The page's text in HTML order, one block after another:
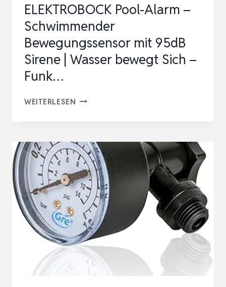
ELEKTROBOCK Pool-Alarm –
Schwimmender
Bewegungssensor mit 95dB
Sirene | Wasser bewegt Sich –
Funk…
WEITERLESEN ELEKTROBOCK
–
SCHWIMMENDER
BEWEGUNGSSENSOR
MIT
95DB
SIRENE
|
WASSER
BEWEGT